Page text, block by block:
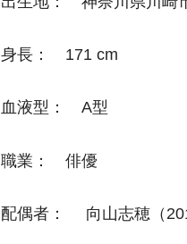
身長： 171 cm
血液型： A型
職業： 俳優
配偶者： 向山志穂（